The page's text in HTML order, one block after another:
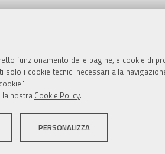
funzionamento delle pagine, e cookie di
solo i cookie tecnici necessari alla
la nostra Cookie Policy.
PERSONALIZZA